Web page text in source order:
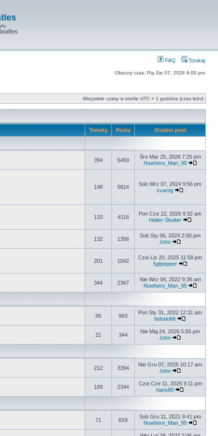
FAQ Szukaj
Obecny czas: Pią Sie 07, 2026 6:00 pm
Wszystkie czasy w strefie UTC + 1 godzina (czas letni)
Tematy Posty Ostatni post
394 5459
Śro Mar 25, 2026 7:25 pm
Nowhere_Man_95
148 5814
Sob Wrz 07, 2024 9:56 pm
svarog
133 4116
Pon Cze 22, 2026 9:32 am
Helter-Skelter
132 1356
Sob Sty 06, 2024 2:00 pm
John
201 1042
Czw Lis 20, 2025 11:58 pm
Sgtpepper
344 2367
Nie Wrz 04, 2022 9:36 am
Nowhere_Man_95
95 963
Pon Sty 31, 2022 12:31 am
bobski66
21 344
Nie Maj 24, 2026 5:55 pm
John
212 3394
Nie Gru 07, 2025 10:17 am
John
109 2344
Czw Cze 11, 2026 9:11 pm
hans80
71 819
Sob Gru 11, 2021 9:41 pm
Nowhere_Man_95